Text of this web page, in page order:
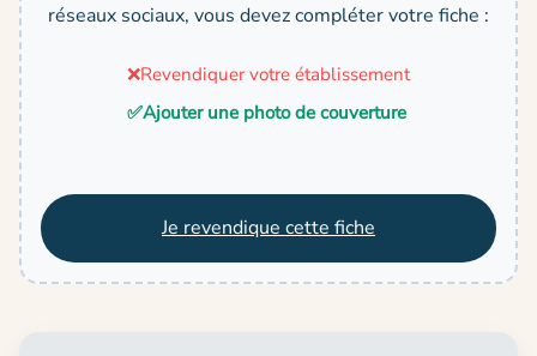
réseaux sociaux, vous devez compléter votre fiche :
❌Revendiquer votre établissement
✅Ajouter une photo de couverture
Je revendique cette fiche